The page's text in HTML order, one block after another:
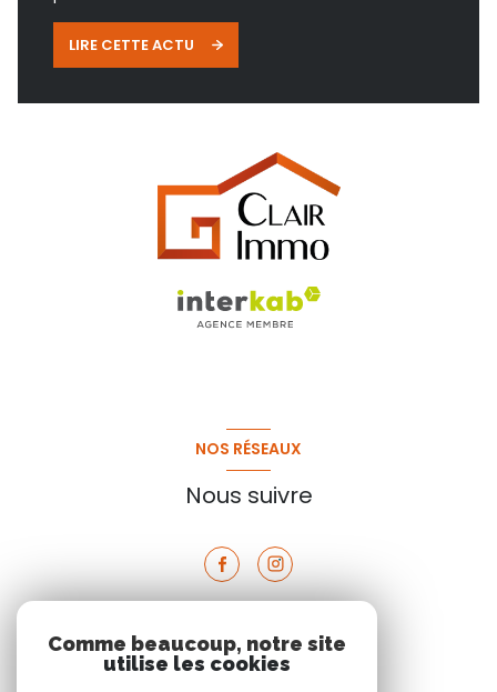
LIRE CETTE ACTU
NOS RÉSEAUX
Nous suivre
VOTRE ESPACE
Comme beaucoup, notre site
utilise les cookies